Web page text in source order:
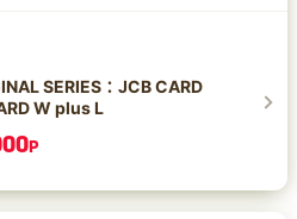
SERIES：JCB CARD
W plus L
P